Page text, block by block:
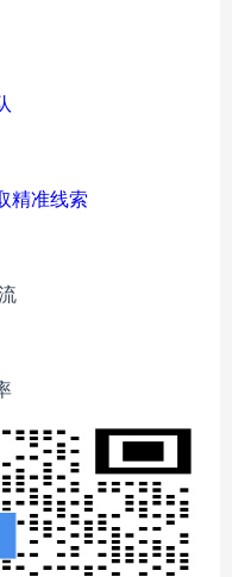
精准线索